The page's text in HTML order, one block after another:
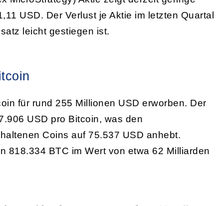
USD. Der Verlust je Aktie im letzten Quartal
leicht gestiegen ist.
für rund 255 Millionen USD erworben. Der
USD pro Bitcoin, was den
Coins auf 75.537 USD anhebt.
818.334 BTC im Wert von etwa 62 Milliarden